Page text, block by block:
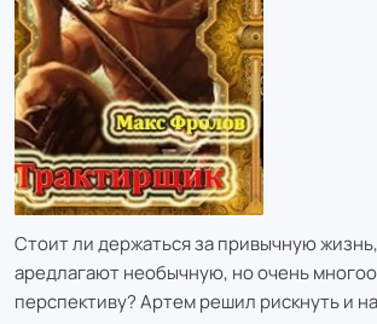
Стоит ли держаться за привычную
аредлагают необычную, но очень
перспективу? Артем решил рискнуть и